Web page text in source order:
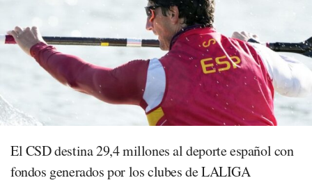
El CSD destina 29,4 millones al deporte español con
fondos generados por los clubes de LALIGA